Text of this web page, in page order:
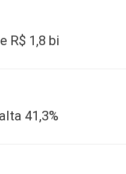
R$ 1,8 bi
41,3%